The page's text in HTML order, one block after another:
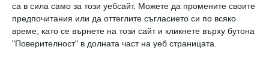
са в сила само за този уебсайт. Можете да промените своите
предпочитания или да оттеглите съгласието си по всяко
време, като се върнете на този сайт и кликнете върху бутона
"Поверителност" в долната част на уеб страницата.
Калкулатори